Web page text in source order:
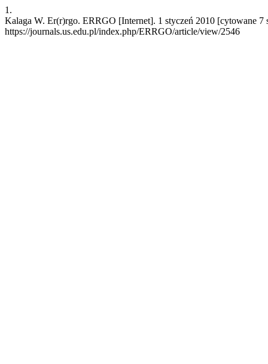
1.
Kalaga W. Er(r)rgo. ERRGO [Internet]. 1 styczeń 2010 [cytowane 7
https://journals.us.edu.pl/index.php/ERRGO/article/view/2546